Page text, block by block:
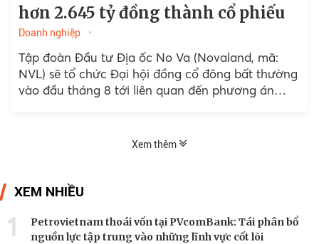
hơn 2.645 tỷ đồng thành cổ phiếu
Doanh nghiệp
Tập đoàn Đầu tư Địa ốc No Va (Novaland, mã:
NVL) sẽ tổ chức Đại hội đồng cổ đông bất thường
vào đầu tháng 8 tới liên quan đến phương án
Xem thêm
XEM NHIỀU
1
Petrovietnam thoái vốn tại PVcomBank: Tái phân bổ
nguồn lực tập trung vào những lĩnh vực cốt lõi